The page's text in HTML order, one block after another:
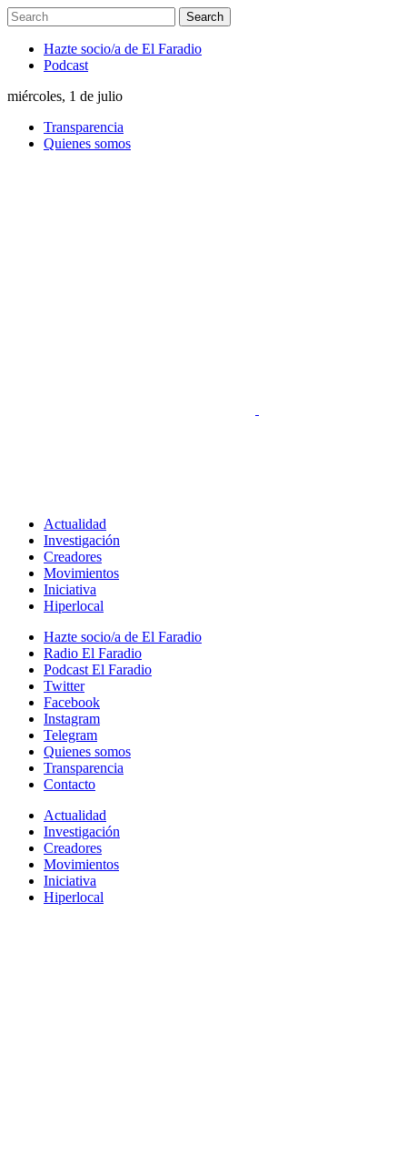
Hazte socio/a de El Faradio
Podcast
miércoles, 1 de julio
Transparencia
Quienes somos
Actualidad
Investigación
Creadores
Movimientos
Iniciativa
Hiperlocal
Hazte socio/a de El Faradio
Radio El Faradio
Podcast El Faradio
Twitter
Facebook
Instagram
Telegram
Quienes somos
Transparencia
Contacto
Actualidad
Investigación
Creadores
Movimientos
Iniciativa
Hiperlocal